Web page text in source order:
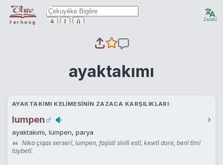
Ferheng ê î û Zazakî
ayaktakımı
AYAKTAKIMI KELIMESININ ZAZACA KARŞILIKLARI
lumpen ›
ayaktakımı, lümpen, parya
Nika çiqas serserî, lumpen, faşîstî sîvîlî estî, kewtî dore, benî tîmî
taybetî.